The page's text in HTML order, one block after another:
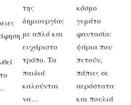
της
δημιουργίας
με απλό και
ευχάριστο
τρόπο. Τα
παιδιά
καλούνται
να…
κόσμο
γεμάτο
φαντασία:
ψάρια που
πετούν,
πάπιες σε
αερόστατα
και πουλιά